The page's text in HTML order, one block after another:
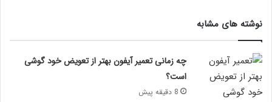
نوشته های مشابه
چه زمانی تعمیر آیفون بهتر از تعویض خود گوشی
است؟
8 دقیقه پیش